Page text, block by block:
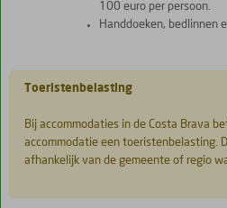
100 euro per persoon.
Handdoeken, bedlinnen
Toeristenbelasting
Bij accommodaties in de Costa Brava
accommodatie een toeristenbelasting.
afhankelijk van de gemeente of regio